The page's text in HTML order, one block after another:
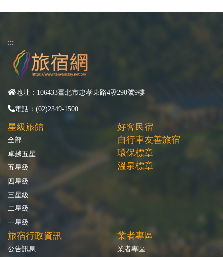
:::
地址：106433臺北市忠孝東路4段290號9樓
電話：(02)2349-1500
星級旅館
全部
卓越五星
五星級
四星級
三星級
二星級
一星級
好客民宿
自行車友善旅宿
環保標章
溫泉標章
旅宿行政資訊
公告訊息
業者專區
業者專區